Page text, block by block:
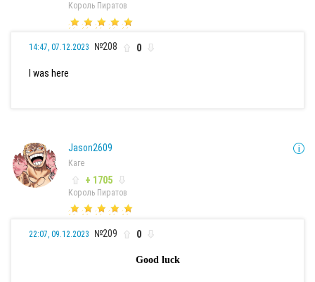
Король Пиратов
14:47, 07.12.2023 №208 0
I was here
Jason2609
Каге
+ 1705
Король Пиратов
22:07, 09.12.2023 №209 0
Good luck